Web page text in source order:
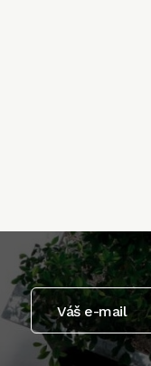
Váš e-mail